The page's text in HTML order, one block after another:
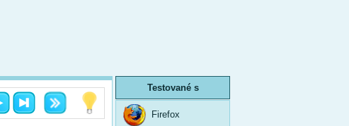
Testované s
Firefox